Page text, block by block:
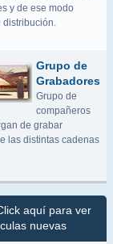
y de ese modo
distribución.
Grupo de
Grabadores
Grupo de
compañeros
de grabar
las distintas cadenas
aquí para ver
nuevas